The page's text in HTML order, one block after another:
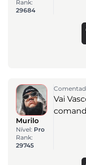
Rank:
29684
Murilo
Nível: Pro
Rank:
29745
Vai